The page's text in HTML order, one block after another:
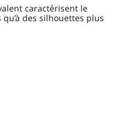
caractérisent le
des silhouettes plus